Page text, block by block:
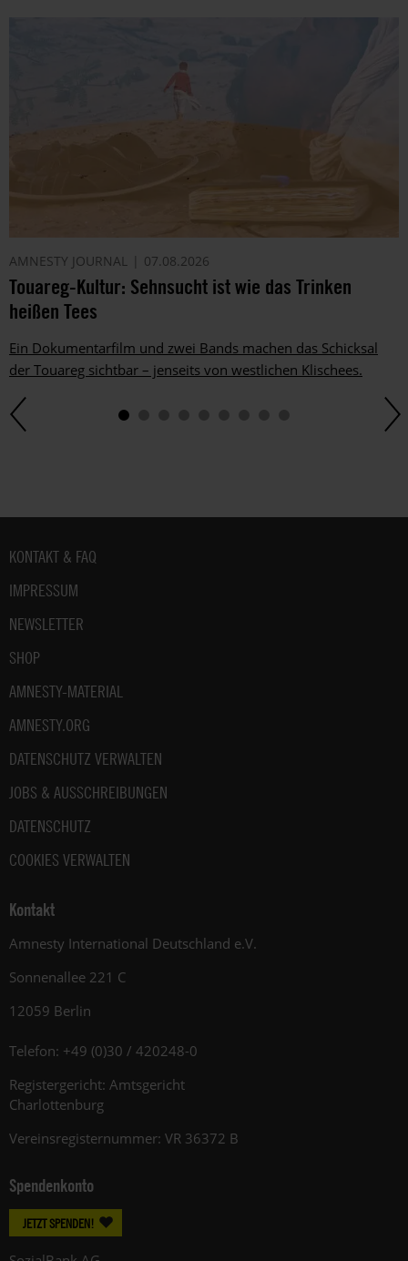
AMNESTY JOURNAL 07.08.2026
Touareg-Kultur: Sehnsucht ist wie das Trinken
heißen Tees
Ein Dokumentarfilm und zwei Bands machen das Schicksal
der Touareg sichtbar – jenseits von westlichen Klischees.
Fußbereich
KONTAKT & FAQ
IMPRESSUM
NEWSLETTER
SHOP
AMNESTY-MATERIAL
AMNESTY.ORG
DATENSCHUTZ VERWALTEN
JOBS & AUSSCHREIBUNGEN
DATENSCHUTZ
COOKIES VERWALTEN
Kontakt
Amnesty International Deutschland e.V.
Sonnenallee 221 C
12059 Berlin
Telefon: +49 (0)30 / 420248-0
Registergericht: Amtsgericht
Charlottenburg
Vereinsregisternummer: VR 36372 B
Spendenkonto
JETZT SPENDEN!